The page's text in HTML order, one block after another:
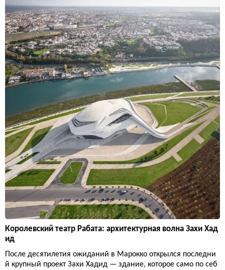
Королевский театр Рабата: архитектурная волна Захи Хад
ид
После десятилетия ожиданий в Марокко открылся последни
й крупный проект Захи Хадид — здание, которое само по себ